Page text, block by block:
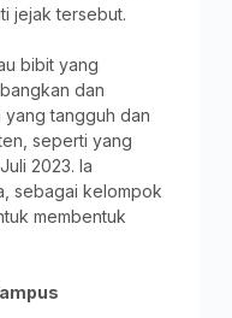
jejak tersebut.
bibit yang
dan
yang tangguh dan
seperti yang
2023. Ia
sebagai kelompok
membentuk